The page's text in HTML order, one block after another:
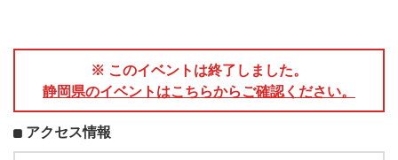
※ このイベントは終了しました。
静岡県のイベントはこちらからご確認ください。
アクセス情報